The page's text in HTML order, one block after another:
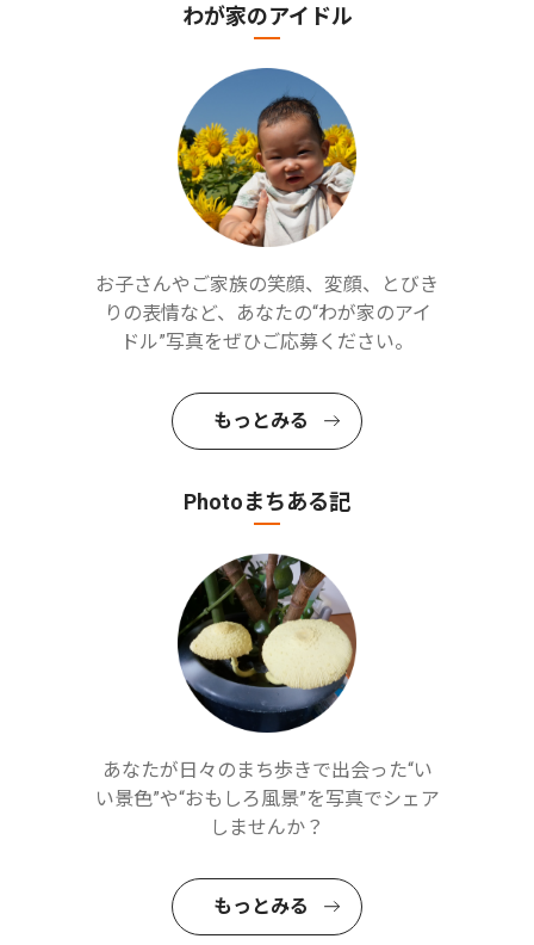
わが家のアイドル
お子さんやご家族の笑顔、変顔、とびき
りの表情など、あなたの“わが家のアイ
ドル”写真をぜひご応募ください。
もっとみる
Photoまちある記
あなたが日々のまち歩きで出会った“い
い景色”や“おもしろ風景”を写真でシェア
しませんか？
もっとみる